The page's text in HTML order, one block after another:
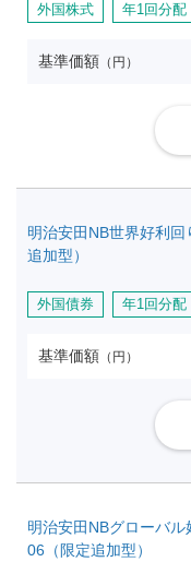
外国株式 年1回分配
基準価額 （円）
明治安田NB世界好利
追加型）
外国債券 年1回分配
基準価額 （円）
明治安田NBグローバ
06（限定追加型）